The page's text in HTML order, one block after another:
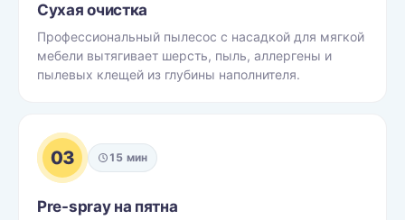
Сухая очистка
Профессиональный пылесос с насадкой для мягкой
мебели вытягивает шерсть, пыль, аллергены и
пылевых клещей из глубины наполнителя.
03 15 мин
Pre-spray на пятна